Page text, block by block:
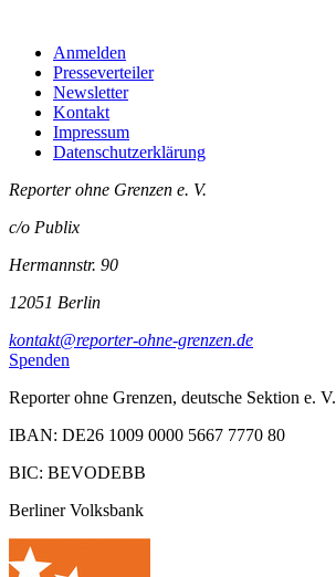
Anmelden
Presseverteiler
Newsletter
Kontakt
Impressum
Datenschutzerklärung
Reporter ohne Grenzen e. V.
c/o Publix
Hermannstr. 90
12051 Berlin
kontakt@reporter-ohne-grenzen.de
Spenden
Reporter ohne Grenzen, deutsche Sektion e. V.
IBAN: DE26 1009 0000 5667 7770 80
BIC: BEVODEBB
Berliner Volksbank